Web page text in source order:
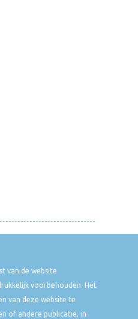
van de website
voorbehouden. Het
van deze website te
of andere publicatie, in